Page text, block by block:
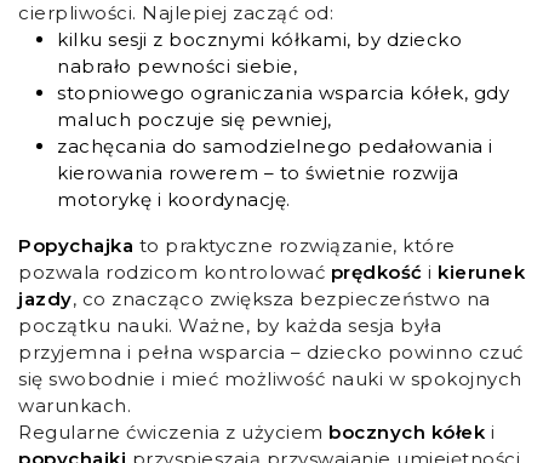
cierpliwości. Najlepiej zacząć od:
kilku sesji z bocznymi kółkami, by dziecko
nabrało pewności siebie,
stopniowego ograniczania wsparcia kółek, gdy
maluch poczuje się pewniej,
zachęcania do samodzielnego pedałowania i
kierowania rowerem – to świetnie rozwija
motorykę i koordynację.
Popychajka to praktyczne rozwiązanie, które
pozwala rodzicom kontrolować prędkość i kierunek
jazdy, co znacząco zwiększa bezpieczeństwo na
początku nauki. Ważne, by każda sesja była
przyjemna i pełna wsparcia – dziecko powinno czuć
się swobodnie i mieć możliwość nauki w spokojnych
warunkach.
Regularne ćwiczenia z użyciem bocznych kółek i